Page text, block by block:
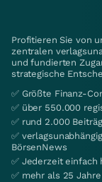
Profitieren Sie von
zentralen
und fundierten
strategische
✅ Größte Finanz-
✅ über 550.000
✅ rund 2.000
✅
BörsenNews
✅ Jederzeit einfach
✅ mehr als 25